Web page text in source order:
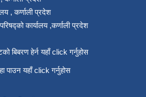
, कर्णाली प्रदेश
कार्यालय ,कर्णाली प्रदेश
बिबरण हेर्न यहाँ click गर्नुहोस
पाउन यहाँ click गर्नुहोस